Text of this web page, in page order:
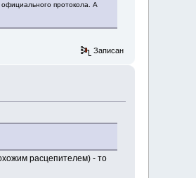
протокола. А
Записан
расцепителем) - то